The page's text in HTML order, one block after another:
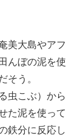
美大島やアフ
んぼの泥を使
そう。
虫こぶ）から
た泥を使って
鉄分に反応し